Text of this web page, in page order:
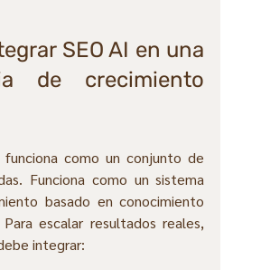
SEO AI en una
de crecimiento
funciona como un conjunto de
Funciona como un sistema
basado en conocimiento
escalar resultados reales,
integrar: